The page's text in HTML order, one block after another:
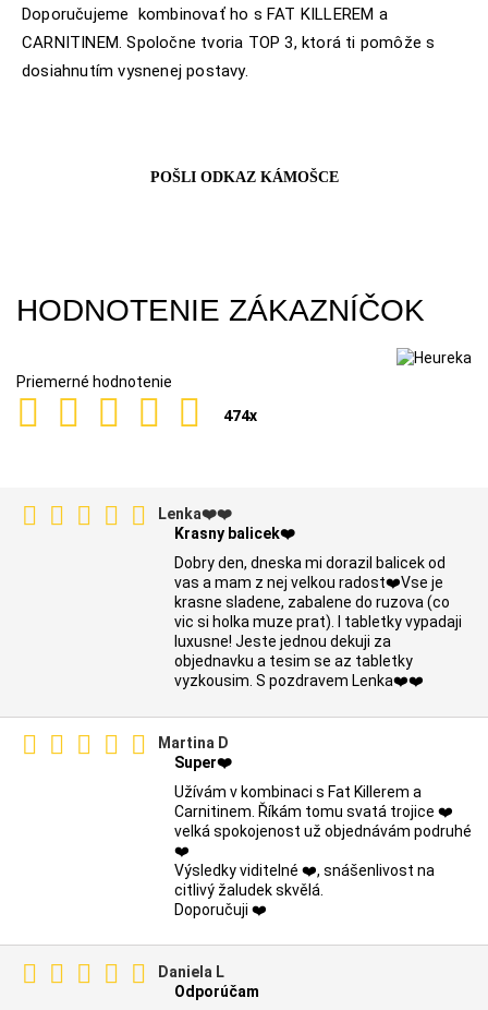
Doporučujeme kombinovať ho s FAT KILLEREM a
CARNITINEM. Spoločne tvoria TOP 3, ktorá ti pomôže s
dosiahnutím vysnenej postavy.
POŠLI ODKAZ KÁMOŠCE
HODNOTENIE ZÁKAZNÍČOK
Priemerné hodnotenie
474x
Lenka❤️❤️
Krasny balicek❤️
Dobry den, dneska mi dorazil balicek od
vas a mam z nej velkou radost❤️Vse je
krasne sladene, zabalene do ruzova (co
vic si holka muze prat). I tabletky vypadaji
luxusne! Jeste jednou dekuji za
objednavku a tesim se az tabletky
vyzkousim. S pozdravem Lenka❤️❤️️
Martina D
Super❤️
Užívám v kombinaci s Fat Killerem a
Carnitinem. Říkám tomu svatá trojice ❤️
velká spokojenost už objednávám podruhé
❤️
Výsledky viditelné ❤️, snášenlivost na
citlivý žaludek skvělá.
Doporučuji ❤️
Daniela L
Odporúčam